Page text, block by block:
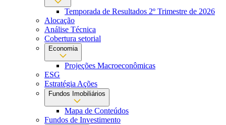
Temporada de Resultados 2º Trimestre de 2026
Alocação
Análise Técnica
Cobertura setorial
Economia
Projeções Macroeconômicas
ESG
Estratégia Ações
Fundos Imobiliários
Mapa de Conteúdos
Fundos de Investimento